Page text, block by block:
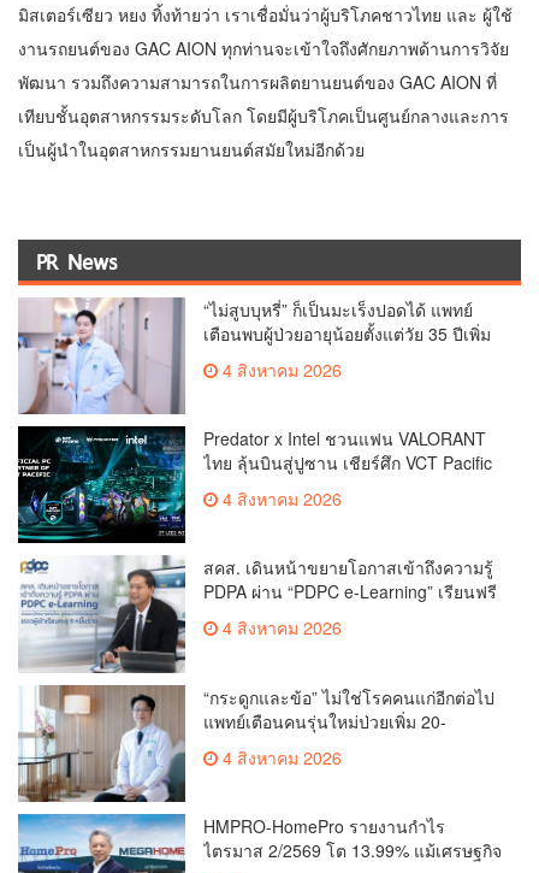
มิสเตอร์เซียว หยง ทิ้งท้ายว่า เราเชื่อมั่นว่าผู้บริโภคชาวไทย และ ผู้ใช้
งานรถยนต์ของ GAC AION ทุกท่านจะเข้าใจถึงศักยภาพด้านการวิจัย
พัฒนา รวมถึงความสามารถในการผลิตยานยนต์ของ GAC AION ที่
เทียบชั้นอุตสาหกรรมระดับโลก โดยมีผู้บริโภคเป็นศูนย์กลางและการ
เป็นผู้นำในอุตสาหกรรมยานยนต์สมัยใหม่อีกด้วย
PR News
“ไม่สูบบุหรี่” ก็เป็นมะเร็งปอดได้ แพทย์
เตือนพบผู้ป่วยอายุน้อยตั้งแต่วัย 35 ปีเพิ่ม
4 สิงหาคม 2026
Predator x Intel ชวนแฟน VALORANT
ไทย ลุ้นบินสู่ปูซาน เชียร์ศึก VCT Pacific
x Intel ชวนแฟน VALORANT ไทย ลุ้นบิน
สุดพิเศษตลอดทัวร์นาเมนต์
4 สิงหาคม 2026
สคส. เดินหน้าขยายโอกาสเข้าถึงความรู้
PDPA ผ่าน “PDPC e-Learning” เรียนฟรี
ทุกที่ ทุกเวลา พร้อมประกาศนียบัตร ต่อย
อดศักยภาพคนไทยสู่สังคมดิจิทัลปลอดภัย
แล้ว
4 สิงหาคม 2026
“กระดูกและข้อ” ไม่ใช่โรคคนแก่อีกต่อไป
แพทย์เตือนคนรุ่นใหม่ป่วยเพิ่ม 20-
กระแสกีฬา
4 สิงหาคม 2026
HMPRO-HomePro รายงานกำไร
ไตรมาส 2/2569 โต 13.99% แม้เศรษฐกิจ